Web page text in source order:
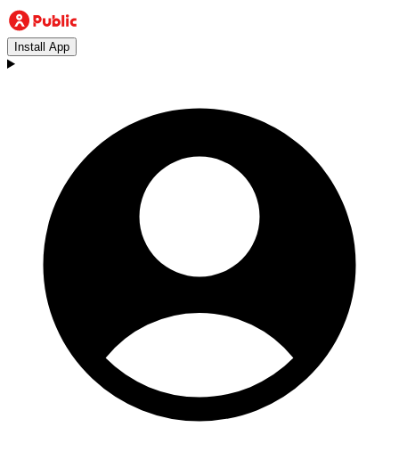
Install App